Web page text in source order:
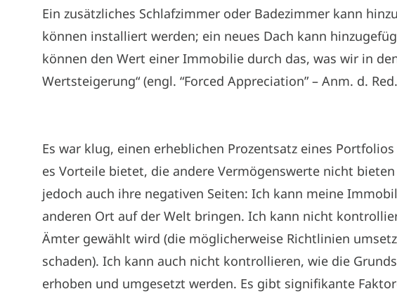
Ein zusätzliches Schlafzimmer oder Badezimmer kann
können installiert werden; ein neues Dach kann
können den Wert einer Immobilie durch das, was wir in
Wertsteigerung“ (engl. “Forced Appreciation” – Anm. d.
Es war klug, einen erheblichen Prozentsatz eines
es Vorteile bietet, die andere Vermögenswerte nicht
jedoch auch ihre negativen Seiten: Ich kann meine
anderen Ort auf der Welt bringen. Ich kann nicht
Ämter gewählt wird (die möglicherweise Richtlinien
schaden). Ich kann auch nicht kontrollieren, wie die
erhoben und umgesetzt werden. Es gibt signifikante